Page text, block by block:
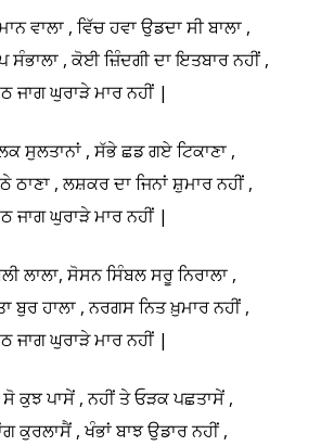
ਵਾਲਾ , ਵਿੱਚ ਹਵਾ ਉਡਦਾ ਸੀ ਬਾਲਾ ,
, ਕੋਈ ਜ਼ਿੰਦਗੀ ਦਾ ਇਤਬਾਰ ਨਹੀਂ ,
ਜਾਗ ਘੁਰਾੜੇ ਮਾਰ ਨਹੀਂ |
ਸੁਲਤਾਨਾਂ , ਸੱਭੇ ਛਡ ਗਏ ਟਿਕਾਣਾ ,
ਠਾਣਾ , ਲਸ਼ਕਰ ਦਾ ਜਿਨਾਂ ਸ਼ੁਮਾਰ ਨਹੀਂ ,
ਜਾਗ ਘੁਰਾੜੇ ਮਾਰ ਨਹੀਂ |
ਲਾਲਾ, ਸੋਸਨ ਸਿੰਬਲ ਸਰੂ ਨਿਰਾਲਾ ,
ਬੁਰ ਹਾਲਾ , ਨਰਗਸ ਨਿਤ ਖ਼ੁਮਾਰ ਨਹੀਂ ,
ਜਾਗ ਘੁਰਾੜੇ ਮਾਰ ਨਹੀਂ |
ਕੁਝ ਪਾਸੇਂ , ਨਹੀਂ ਤੇ ਓੜਕ ਪਛਤਾਸੇਂ ,
ਕੁਰਲਾਸੈਂ , ਖੰਭਾਂ ਬਾਝ ਉਡਾਰ ਨਹੀਂ ,